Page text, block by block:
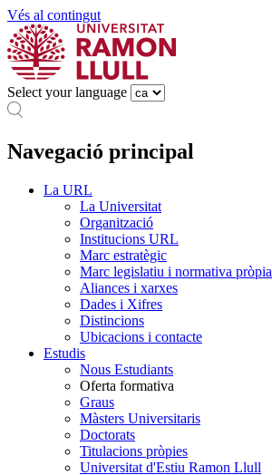
Vés al contingut
Select your language
Navegació principal
La URL
La Universitat
Organització
Institucions URL
Marc estratègic
Marc legislatiu i normativa pròpia
Aliances i xarxes
Dades i Xifres
Distincions
Ubicacions i contacte
Estudis
Nous Estudiants
Oferta formativa
Graus
Màsters Universitaris
Doctorats
Titulacions pròpies
Universitat d'Estiu Ramon Llull